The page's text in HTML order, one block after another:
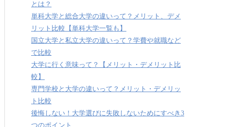
とは？
単科大学と総合大学の違いって？メリット、デメ
リット比較【単科大学一覧も】
国立大学と私立大学の違いって？学費や就職など
で比較
大学に行く意味って？【メリット・デメリット比
較】
専門学校と大学の違いって？メリット・デメリッ
ト比較
後悔しない！大学選びに失敗しないためにすべき3
つのポイント